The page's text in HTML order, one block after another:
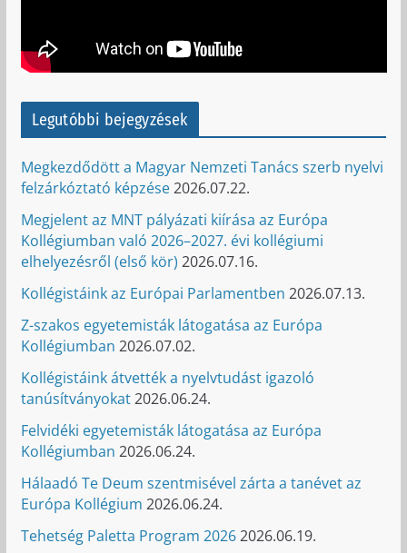
Legutóbbi bejegyzések
Megkezdődött a Magyar Nemzeti Tanács szerb nyelvi
felzárkóztató képzése2026.07.22.
Megjelent az MNT pályázati kiírása az Európa
Kollégiumban való 2026–2027. évi kollégiumi
elhelyezésről (első kör) 2026.07.16.
Kollégistáink az Európai Parlamentben 2026.07.13.
Z-szakos egyetemisták látogatása az Európa
Kollégiumban 2026.07.02.
Kollégistáink átvették a nyelvtudást igazoló
tanúsítványokat2026.06.24.
Felvidéki egyetemisták látogatása az Európa
Kollégiumban 2026.06.24.
Hálaadó Te Deum szentmisével zárta a tanévet az
Európa Kollégium 2026.06.24.
Tehetség Paletta Program 20262026.06.19.